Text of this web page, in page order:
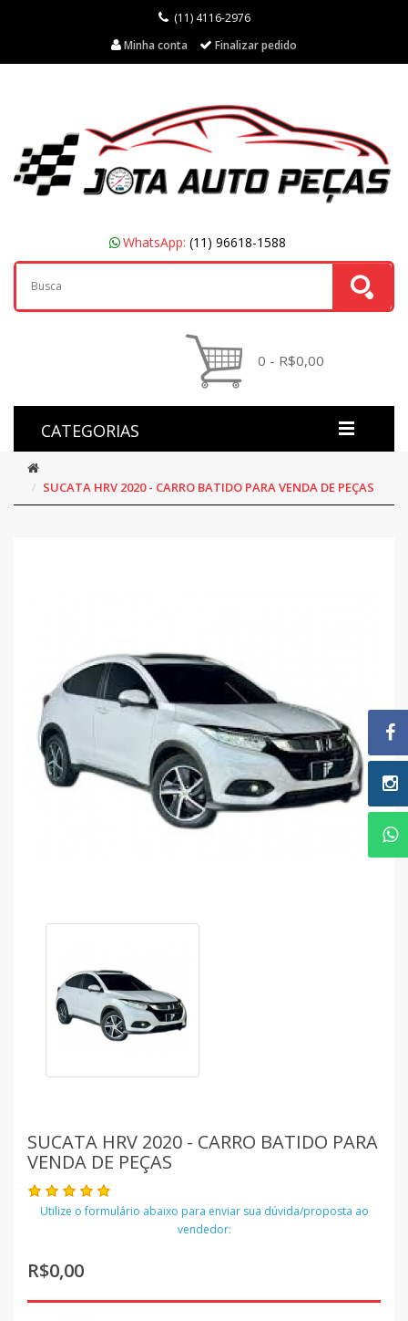
(11) 4116-2976
Minha conta
Finalizar pedido
WhatsApp: (11) 96618-1588
0 - R$0,00
CATEGORIAS
SUCATA HRV 2020 - CARRO BATIDO PARA VENDA DE PEÇAS
SUCATA HRV 2020 - CARRO BATIDO PARA
VENDA DE PEÇAS
Utilize o formulário abaixo para enviar sua dúvida/proposta ao
vendedor:
R$0,00